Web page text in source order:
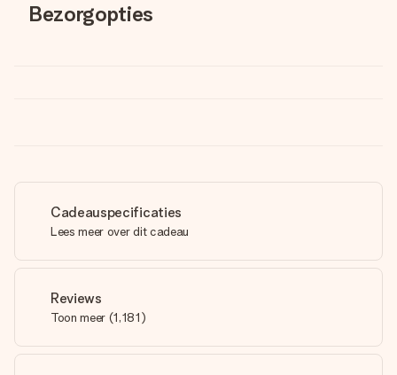
Bezorgopties
Cadeauspecificaties
Lees meer over dit cadeau
Reviews
Toon meer (1,181)